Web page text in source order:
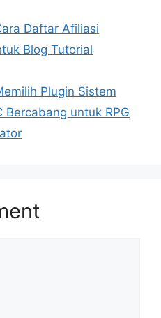
Daftar Afiliasi
Blog Tutorial
Plugin Sistem
Bercabang untuk RPG